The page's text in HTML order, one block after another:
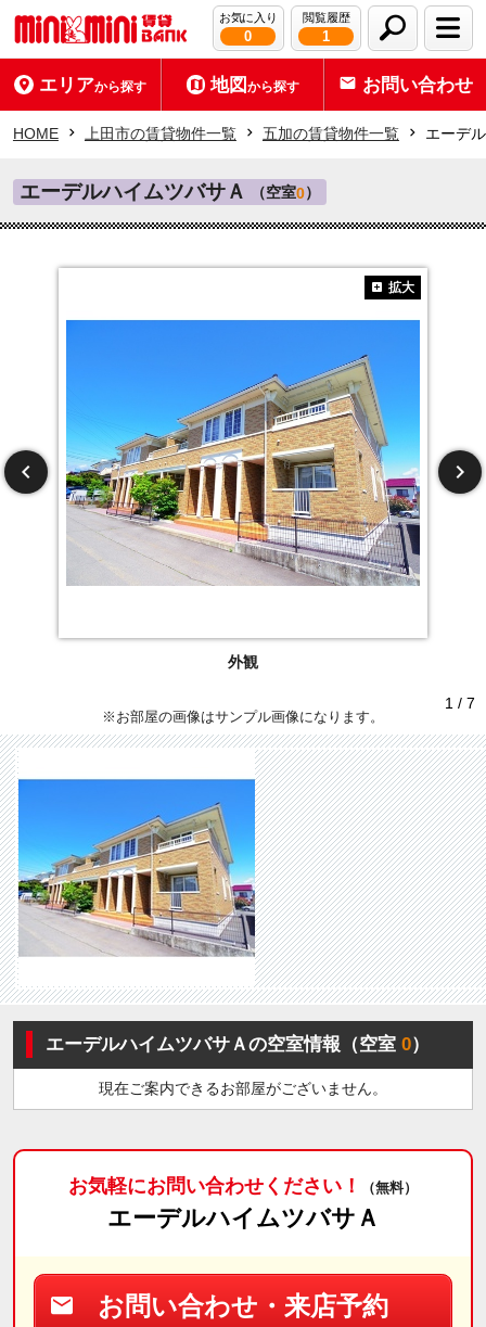
お気に入り
0
閲覧履歴
1
エリアから探す 地図から探す お問い合わせ
HOME 上田市の賃貸物件一覧 五加の賃貸物件一覧 エーデ
エーデルハイムツバサＡ （空室0）
外観
拡大
1 / 7
※お部屋の画像はサンプル画像になります。
エーデルハイムツバサＡの空室情報（空室0）
現在ご案内できるお部屋がございません。
お気軽にお問い合わせください！ （無料）
エーデルハイムツバサＡ
お問い合わせ・来店予約